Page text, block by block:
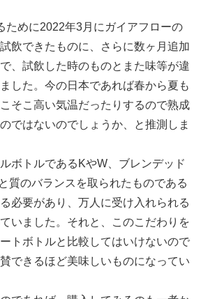
ために2022年3月にガイアフローの
飲できたものに、さらに数ヶ月追加
、試飲した時のものとまた味等が違
した。今の日本であれば春から夏も
そこ高い気温だったりするので熟成
ではないのでしょうか、と推測しま
ボトルであるKやW、ブレンデッド
質のバランスを取られたものである
必要があり、万人に受け入れられる
いました。それと、このこだわりを
トボトルと比較してはいけないので
できるほど美味しいものになってい